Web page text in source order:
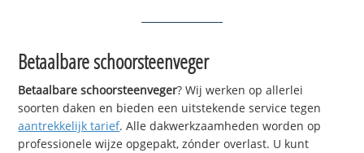
Betaalbare schoorsteenveger
Betaalbare schoorsteenveger? Wij werken op allerlei
soorten daken en bieden een uitstekende service tegen
aantrekkelijk tarief. Alle dakwerkzaamheden worden op
professionele wijze opgepakt, zónder overlast. U kunt